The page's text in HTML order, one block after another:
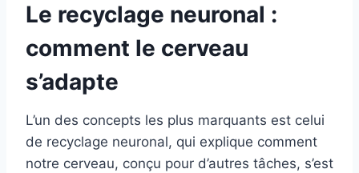
Le recyclage neuronal :
comment le cerveau
s’adapte
L’un des concepts les plus marquants est celui
de recyclage neuronal, qui explique comment
notre cerveau, conçu pour d’autres tâches, s’est